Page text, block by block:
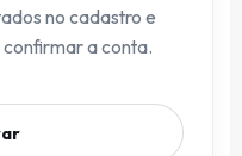
no cadastro e
a conta.